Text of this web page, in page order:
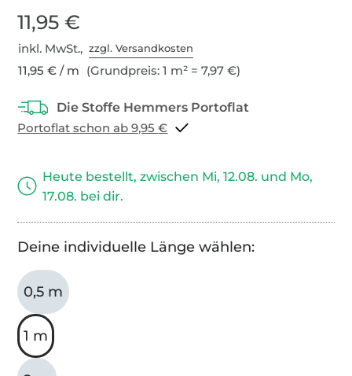
11,95 €
inkl. MwSt.,zzgl. Versandkosten
11,95 € / m (Grundpreis: 1 m² = 7,97 €)
Portoflat schon ab 9,95 €
Heute bestellt, zwischen Mi, 12.08. und Mo,
17.08. bei dir.
Deine individuelle Länge wählen:
0,5 m
1 m